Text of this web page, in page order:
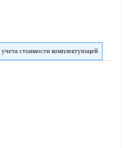
учета стоимости комплектующей